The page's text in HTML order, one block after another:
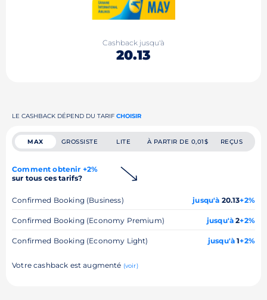
Cashback jusqu'à
20.13
LE CASHBACK DÉPEND DU TARIF CHOISIR
MAX GROSSISTE LITE À PARTIR DE 0,01$ REÇUS
Comment obtenir +2%
sur tous ces tarifs?
Confirmed Booking (Business) jusqu'à 20.13+2%
Confirmed Booking (Economy Premium) jusqu'à 2+2%
Confirmed Booking (Economy Light) jusqu'à 1+2%
Votre cashback est augmenté (voir)